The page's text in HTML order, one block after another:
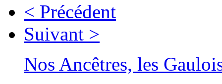
< Précédent
Suivant >
Nos Ancêtres, les